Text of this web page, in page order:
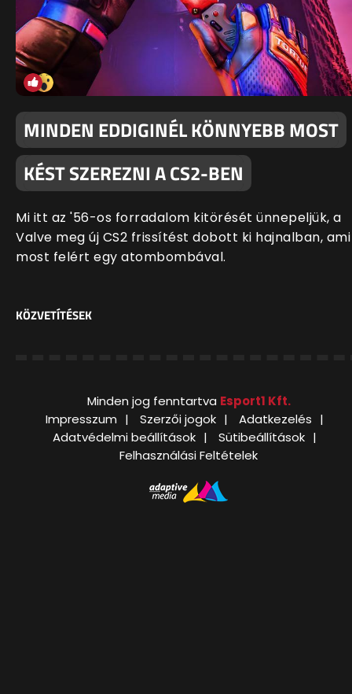
MINDEN EDDIGINÉL KÖNNYEBB MOST
KÉST SZEREZNI A CS2-BEN
Mi itt az '56-os forradalom kitörését ünnepeljük, a
Valve meg új CS2 frissítést dobott ki hajnalban, ami
most felért egy atombombával.
KÖZVETÍTÉSEK
Minden jog fenntartva Esport1 Kft.
Impresszum
Szerzői jogok
Adatkezelés
Adatvédelmi beállítások
Sütibeállítások
Felhasználási Feltételek